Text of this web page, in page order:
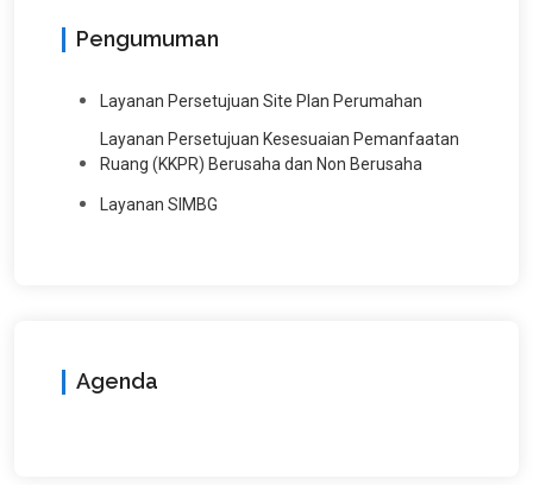
Pengumuman
Layanan Persetujuan Site Plan Perumahan
Layanan Persetujuan Kesesuaian Pemanfaatan
Ruang (KKPR) Berusaha dan Non Berusaha
Layanan SIMBG
Agenda